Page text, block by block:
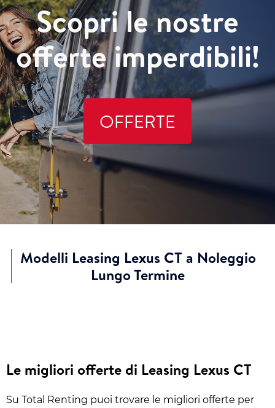
Scopri le nostre
offerte imperdibili!
OFFERTE
Modelli Leasing Lexus CT a Noleggio
Lungo Termine
Le migliori offerte di Leasing Lexus CT
Su Total Renting puoi trovare le migliori offerte per